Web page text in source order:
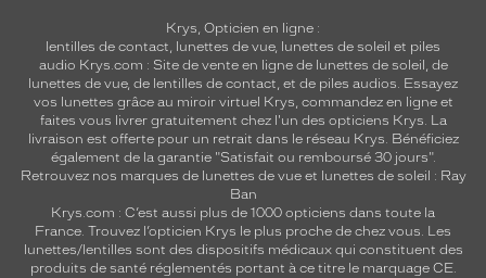
Krys, Opticien en ligne :
lentilles de contact, lunettes de vue, lunettes de soleil et piles
audio Krys.com : Site de vente en ligne de lunettes de soleil, de
lunettes de vue, de lentilles de contact, et de piles audios. Essayez
vos lunettes grâce au miroir virtuel Krys, commandez en ligne et
faites vous livrer gratuitement chez l'un des opticiens Krys. La
livraison est offerte pour un retrait dans le réseau Krys. Bénéficiez
également de la garantie "Satisfait ou remboursé 30 jours".
Retrouvez nos marques de lunettes de vue et lunettes de soleil : Ray
Ban
Krys.com : C’est aussi plus de 1000 opticiens dans toute la
France. Trouvez l’opticien Krys le plus proche de chez vous. Les
lunettes/lentilles sont des dispositifs médicaux qui constituent des
produits de santé réglementés portant à ce titre le marquage CE.